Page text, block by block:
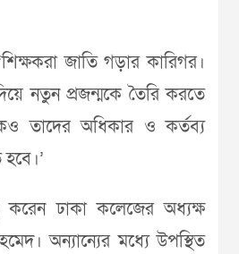
জাতি গড়ার কারিগর।
নতুন প্রজন্মকে তৈরি করতে
তাদের অধিকার ও কর্তব্য
করেন ঢাকা কলেজের অধ্যক্ষ
অন্যান্যের মধ্যে উপস্থিত